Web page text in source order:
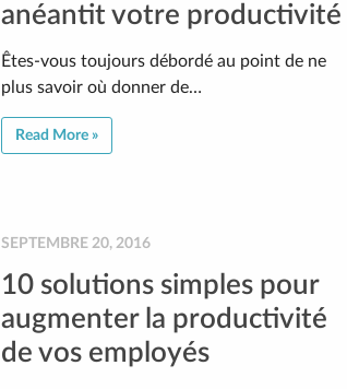
anéantit votre productivité
Êtes-vous toujours débordé au point de ne
plus savoir où donner de…
Read More »
SEPTEMBRE 20, 2016
10 solutions simples pour
augmenter la productivité
de vos employés